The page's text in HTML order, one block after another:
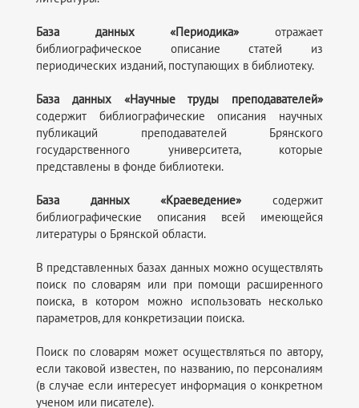
База данных «Периодика» отражает
библиографическое описание статей из
периодических изданий, поступающих в библиотеку.
База данных «Научные труды преподавателей»
содержит библиографические описания научных
публикаций преподавателей Брянского
государственного университета, которые
представлены в фонде библиотеки.
База данных «Краеведение» содержит
библиографические описания всей имеющейся
литературы о Брянской области.
В представленных базах данных можно осуществлять
поиск по словарям или при помощи расширенного
поиска, в котором можно использовать несколько
параметров, для конкретизации поиска.
Поиск по словарям может осуществляться по автору,
если таковой известен, по названию, по персоналиям
(в случае если интересует информация о конкретном
ученом или писателе).